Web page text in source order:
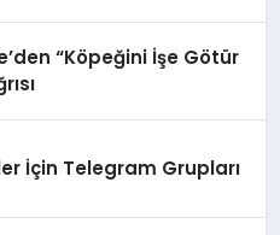
“Köpeğini İşe Götür
İçin Telegram Grupları